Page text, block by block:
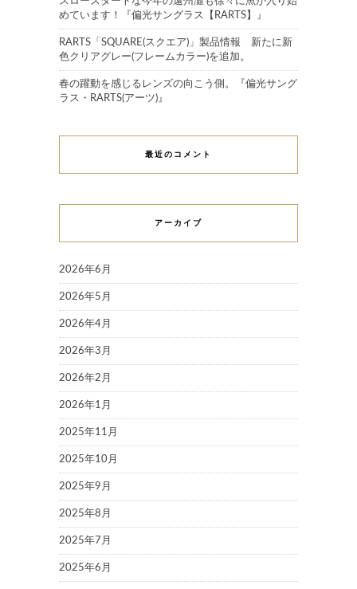
めています！『偏光サングラス【RARTS】』
RARTS「SQUARE(スクエア)」製品情報 新たに新
色クリアグレー(フレームカラー)を追加。
春の躍動を感じるレンズの向こう側。『偏光サング
ラス・RARTS(アーツ)』
最近のコメント
アーカイブ
2026年6月
2026年5月
2026年4月
2026年3月
2026年2月
2026年1月
2025年11月
2025年10月
2025年9月
2025年8月
2025年7月
2025年6月